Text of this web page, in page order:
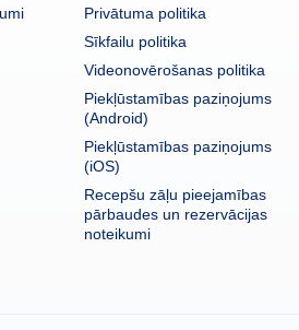
Privātuma politika
Sīkfailu politika
Videonovērošanas politika
Piekļūstamības paziņojums
(Android)
Piekļūstamības paziņojums
(iOS)
Recepšu zāļu pieejamības
pārbaudes un rezervācijas
noteikumi